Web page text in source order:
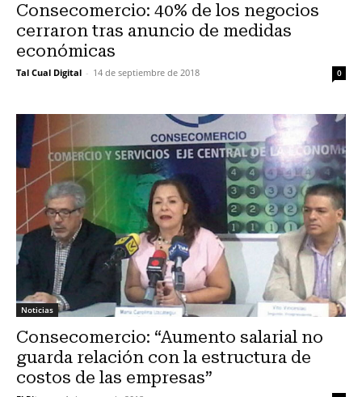
Consecomercio: 40% de los negocios
cerraron tras anuncio de medidas
económicas
Tal Cual Digital - 14 de septiembre de 2018 0
Noticias
Consecomercio: “Aumento salarial no
guarda relación con la estructura de
costos de las empresas”